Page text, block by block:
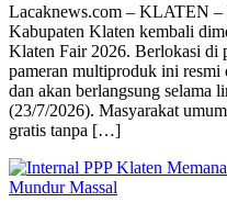
Lacaknews.com – KLATEN –
Kabupaten Klaten kembali
Klaten Fair 2026. Berlokasi di
pameran multiproduk ini
dan akan berlangsung selama
(23/7/2026). Masyarakat
gratis tanpa […]